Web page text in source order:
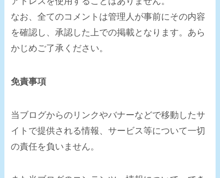
なお、全てのコメントは管理人が事前にその内容
を確認し、承認した上での掲載となります。あら
かじめご了承ください。
免責事項
当ブログからのリンクやバナーなどで移動したサ
イトで提供される情報、サービス等について一切
の責任を負いません。